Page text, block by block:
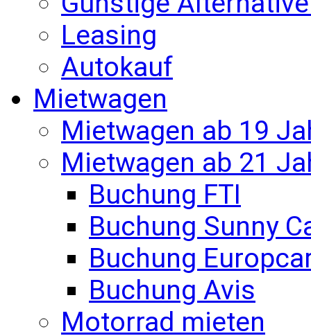
Leasing
Autokauf
Mietwagen
Mietwagen ab 19
Mietwagen ab 21
Buchung FTI
Buchung Sunny
Buchung
Buchung Avis
Motorrad mieten